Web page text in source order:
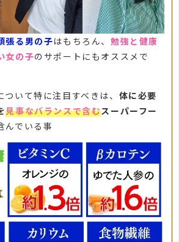
張る男の子はもちろん、勉強と健康
女の子のサポートにもオススメで
いて特に注目すべきは、 体に必要
見事なバランスで含むスーパーフー
んでいる事